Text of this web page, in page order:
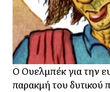
Ο Ουελμπέκ για την
παρακμή του δυτικού